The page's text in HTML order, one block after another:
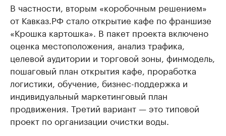
В частности, вторым «коробочным решением»
от Кавказ.РФ стало открытие кафе по франшизе
«Крошка картошка». В пакет проекта включено
оценка местоположения, анализ трафика,
целевой аудитории и торговой зоны, финмодель,
пошаговый план открытия кафе, проработка
логистики, обучение, бизнес-поддержка и
индивидуальный маркетинговый план
продвижения. Третий вариант — это типовой
проект по организации очистки воды.